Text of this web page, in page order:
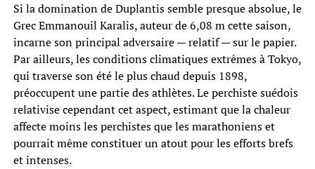
Si la domination de Duplantis semble presque absolue, le
Grec Emmanouil Karalis, auteur de 6,08 m cette saison,
incarne son principal adversaire — relatif — sur le papier.
Par ailleurs, les conditions climatiques extrêmes à Tokyo,
qui traverse son été le plus chaud depuis 1898,
préoccupent une partie des athlètes. Le perchiste suédois
relativise cependant cet aspect, estimant que la chaleur
affecte moins les perchistes que les marathoniens et
pourrait même constituer un atout pour les efforts brefs
et intenses.